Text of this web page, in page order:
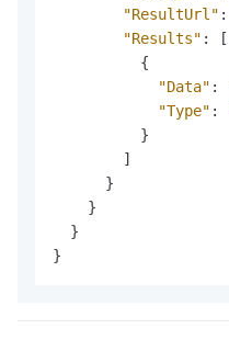
"ResultUrl" :
"Results" :
[
{
"Data" :
"Type" :
}
]
}
}
}
}